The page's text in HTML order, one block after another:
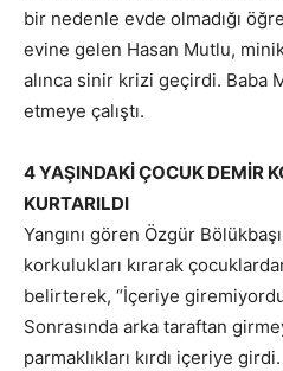
bir nedenle evde olmadığı
evine gelen Hasan Mutlu,
alınca sinir krizi geçirdi. Baba
etmeye çalıştı.
4 YAŞINDAKİ ÇOCUK DEMİR
KURTARILDI
Yangını gören Özgür
korkulukları kırarak
belirterek, “İçeriye
Sonrasında arka taraftan
parmaklıkları kırdı içeriye